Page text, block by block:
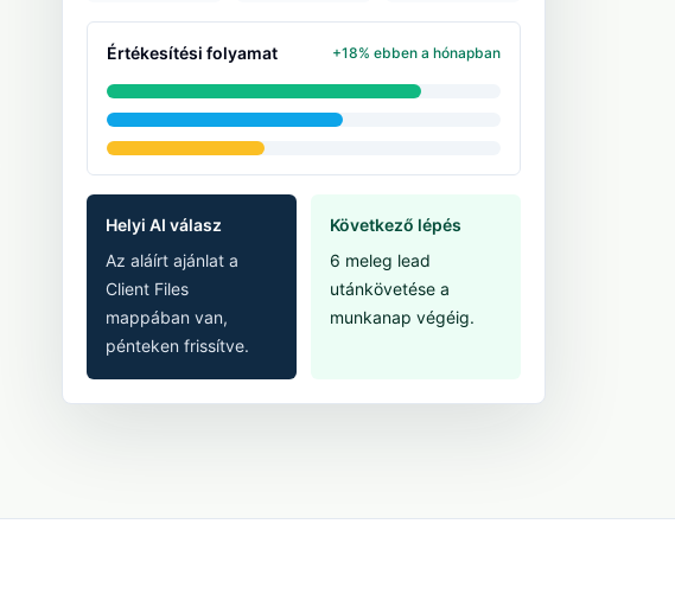
Értékesítési folyamat +18% ebben a hónapban
Helyi AI válasz
Az aláírt ajánlat a
Client Files
mappában van,
pénteken frissítve.
Következő lépés
6 meleg lead
utánkövetése a
munkanap végéig.